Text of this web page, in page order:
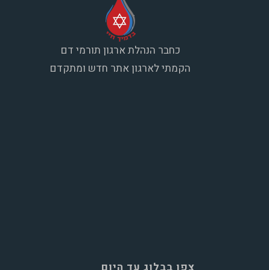
כחבר הנהלת ארגון תורמי דם
הקמתי לארגון אתר חדש ומתקדם